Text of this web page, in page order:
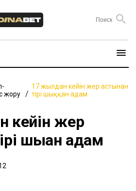
жору
17 жылдан кейін жер астынан
тірі шыққан адам
кейін жер
шыққан адам